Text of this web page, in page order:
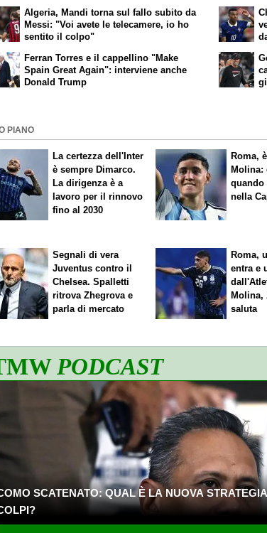
Algeria, Mandi torna sul fallo subito da
Messi: "Voi avete le telecamere, io ho
sentito il colpo"
Ferran Torres e il cappellino "Make
Spain Great Again": interviene anche
Donald Trump
PIANO
La certezza dell'Inter
è sempre Dimarco.
La dirigenza è a
lavoro per il rinnovo
fino al 2030
Roma,
Molina:
quando
nella
Segnali di vera
Juventus contro il
Chelsea. Spalletti
ritrova Zhegrova e
parla di mercato
Roma,
entra e
Molina,
saluta
PODCAST
SCATENATO: QUAL È LA NUOVA